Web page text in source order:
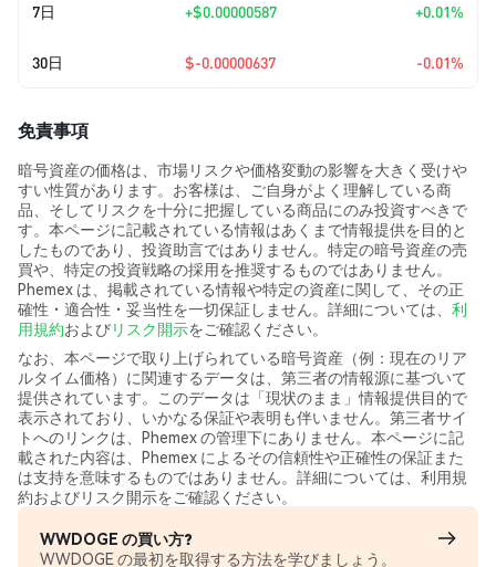
7日 +$0.00000587 +0.01%
30日 $-0.00000637 -0.01%
免責事項
暗号資産の価格は、市場リスクや価格変動の影響を大きく受けや
すい性質があります。お客様は、ご自身がよく理解している商
品、そしてリスクを十分に把握している商品にのみ投資すべきで
す。本ページに記載されている情報はあくまで情報提供を目的と
したものであり、投資助言ではありません。特定の暗号資産の売
買や、特定の投資戦略の採用を推奨するものではありません。
Phemex は、掲載されている情報や特定の資産に関して、その正
確性・適合性・妥当性を一切保証しません。詳細については、 利
用規約およびリスク開示をご確認ください。
なお、本ページで取り上げられている暗号資産（例：現在のリア
ルタイム価格）に関連するデータは、第三者の情報源に基づいて
提供されています。このデータは「現状のまま」情報提供目的で
表示されており、いかなる保証や表明も伴いません。第三者サイ
トへのリンクは、Phemex の管理下にありません。本ページに記
載された内容は、Phemex によるその信頼性や正確性の保証また
は支持を意味するものではありません。詳細については、利用規
約およびリスク開示をご確認ください。
WWDOGE の買い方?
WWDOGE の最初を取得する方法を学びましょう。